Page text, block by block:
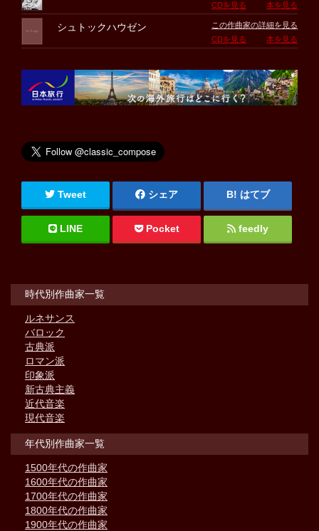
CDを見る
本を見る
シュトックハウゼン
この作曲家の詳細を見る
CDを見る
本を見る
Tweet シェア はてブ
LINE Pocket feedly
時代別作曲家一覧
ルネサンス
バロック
古典派
ロマン派
印象派
新古典主義
近代音楽
現代音楽
年代別作曲家一覧
1500年代の作曲家
1600年代の作曲家
1700年代の作曲家
1800年代の作曲家
1900年代の作曲家